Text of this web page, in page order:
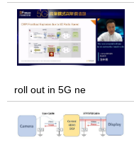
roll out in 5G ne